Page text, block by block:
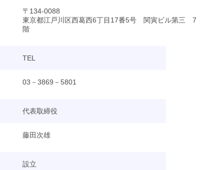
〒134-0088
東京都江戸川区西葛西6丁目17番5号 関寅ビル第三 7
階
TEL
03－3869－5801
代表取締役
藤田次雄
設立